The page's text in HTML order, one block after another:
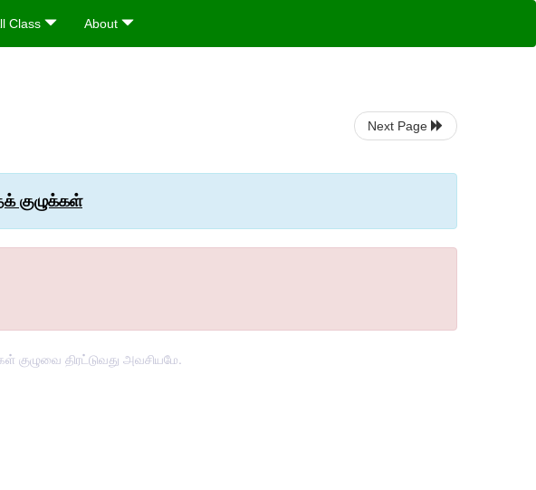
Class About
Next Page
குழுக்கள்
திரட்டுவது அவசியமே.